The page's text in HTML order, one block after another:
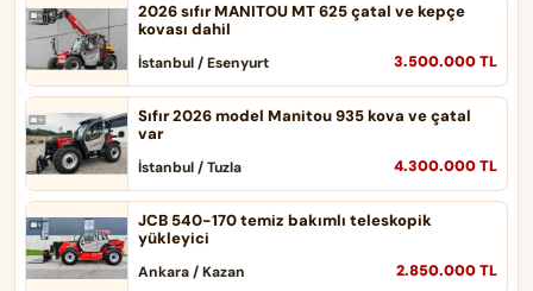
2026 sıfır MANITOU MT 625 çatal ve kepçe
kovası dahil
3.500.000 TL
İstanbul / Esenyurt
Sıfır 2026 model Manitou 935 kova ve çatal
var
4.300.000 TL
İstanbul / Tuzla
JCB 540-170 temiz bakımlı teleskopik
yükleyici
2.850.000 TL
Ankara / Kazan